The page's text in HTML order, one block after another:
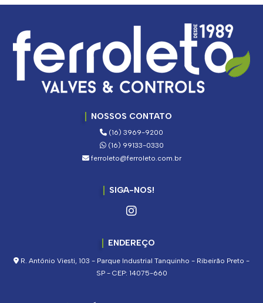
NOSSOS CONTATO
(16) 3969-9200
(16) 99133-0330
ferroleto@ferroleto.com.br
SIGA-NOS!
ENDEREÇO
R. Antônio Viesti, 103 - Parque Industrial Tanquinho - Ribeirão Preto -
SP - CEP: 14075-660